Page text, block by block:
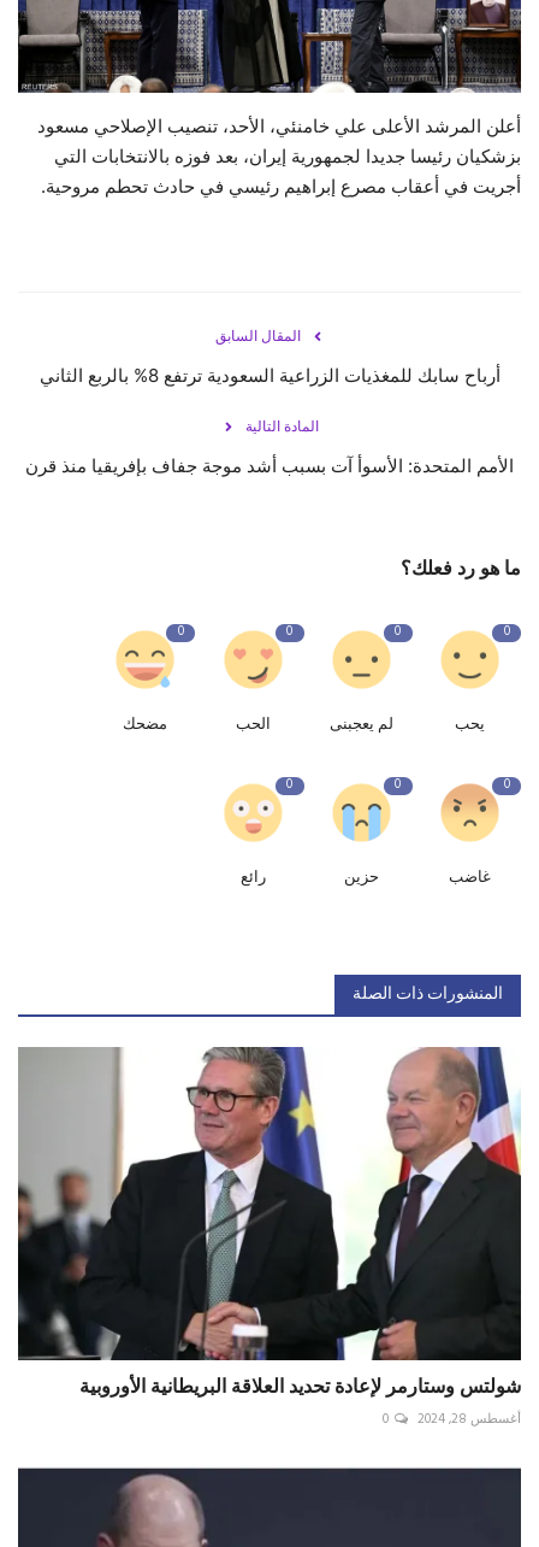
حياة
أعلن المرشد الأعلى علي خامنئي، الأحد، تنصيب الإصلاحي مسعود
بزشكيان رئيسا جديدا لجمهورية إيران، بعد فوزه بالانتخابات التي
أجريت في أعقاب مصرع إبراهيم رئيسي في حادث تحطم مروحية.
المقال السابق
أرباح سابك للمغذيات الزراعية السعودية ترتفع 8% بالربع الثاني
المادة التالية
الأمم المتحدة: الأسوأ آت بسبب أشد موجة جفاف بإفريقيا منذ قرن
ما هو رد فعلك؟
0
يحب
0
لم يعجبنى
0
الحب
0
مضحك
0
غاضب
0
حزين
0
رائع
المنشورات ذات الصلة
شولتس وستارمر لإعادة تحديد العلاقة البريطانية الأوروبية
أغسطس 28, 2024 0